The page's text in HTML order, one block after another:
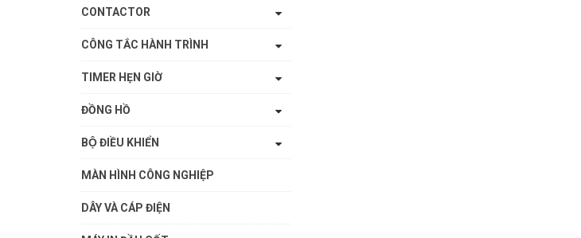
CONTACTOR
CÔNG TẮC HÀNH TRÌNH
TIMER HẸN GIỜ
ĐỒNG HỒ
BỘ ĐIỀU KHIỂN
MÀN HÌNH CÔNG NGHIỆP
DÂY VÀ CÁP ĐIỆN